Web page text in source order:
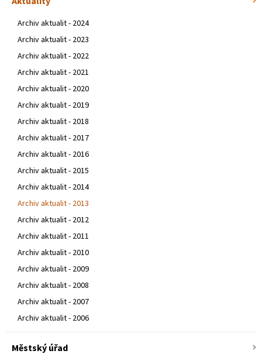
Archiv aktualit - 2024
Archiv aktualit - 2023
Archiv aktualit - 2022
Archiv aktualit - 2021
Archiv aktualit - 2020
Archiv aktualit - 2019
Archiv aktualit - 2018
Archiv aktualit - 2017
Archiv aktualit - 2016
Archiv aktualit - 2015
Archiv aktualit - 2014
Archiv aktualit - 2013
Archiv aktualit - 2012
Archiv aktualit - 2011
Archiv aktualit - 2010
Archiv aktualit - 2009
Archiv aktualit - 2008
Archiv aktualit - 2007
Archiv aktualit - 2006
Městský úřad